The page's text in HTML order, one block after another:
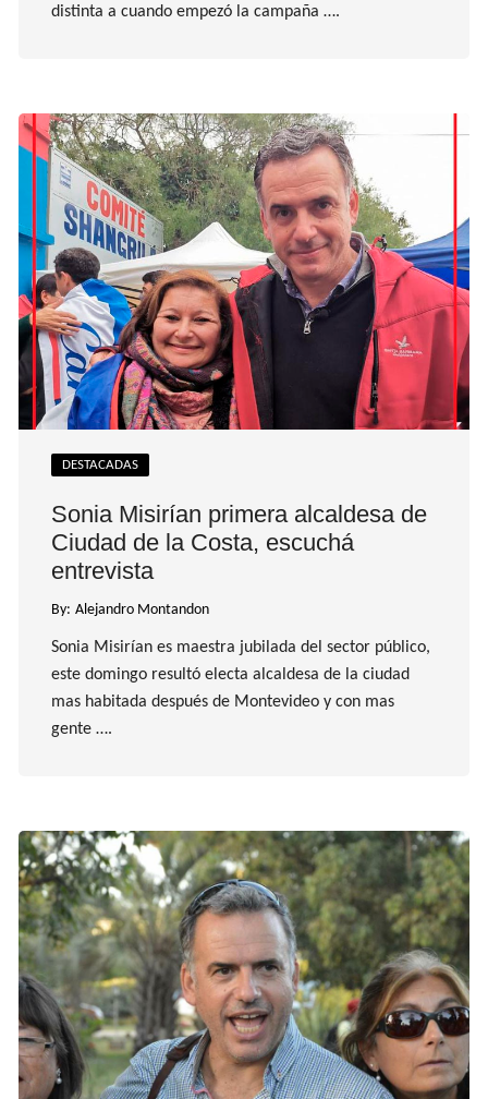
distinta a cuando empezó la campaña ….
DESTACADAS
Sonia Misirían primera alcaldesa de
Ciudad de la Costa, escuchá
entrevista
By: Alejandro Montandon
Sonia Misirían es maestra jubilada del sector público,
este domingo resultó electa alcaldesa de la ciudad
mas habitada después de Montevideo y con mas
gente ….